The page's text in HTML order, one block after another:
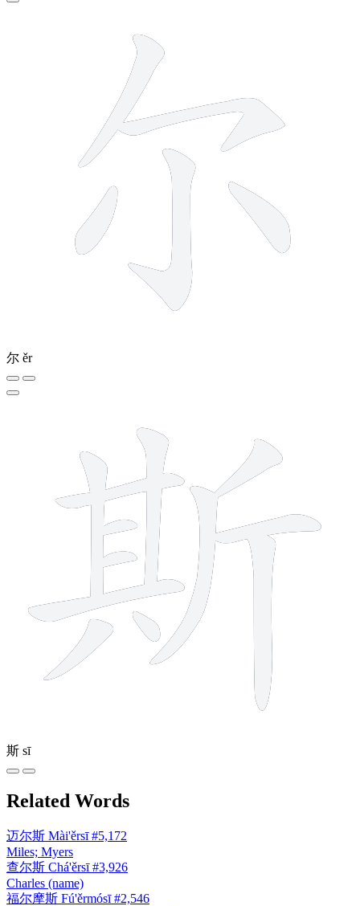
尔 ěr
斯 sī
Related Words
迈尔斯 Mài'ěrsī #5,172
Miles; Myers
查尔斯 Chá'ěrsī #3,926
Charles (name)
福尔摩斯 Fú'ěrmósī #2,546